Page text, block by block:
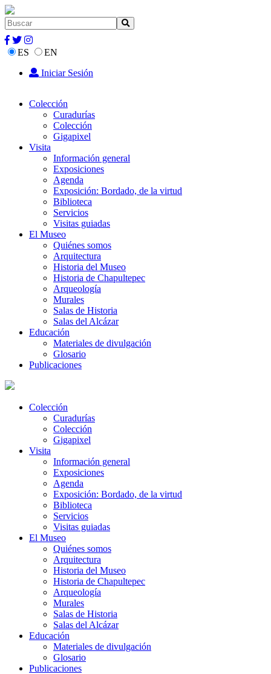
ES
EN
Iniciar Sesión
Colección
Curadurías
Colección
Gigapixel
Visita
Información general
Exposiciones
Agenda
Exposición: Bordado, de la virtud
Biblioteca
Servicios
Visitas guiadas
El Museo
Quiénes somos
Arquitectura
Historia del Museo
Historia de Chapultepec
Arqueología
Murales
Salas de Historia
Salas del Alcázar
Educación
Materiales de divulgación
Glosario
Publicaciones
Colección
Curadurías
Colección
Gigapixel
Visita
Información general
Exposiciones
Agenda
Exposición: Bordado, de la virtud
Biblioteca
Servicios
Visitas guiadas
El Museo
Quiénes somos
Arquitectura
Historia del Museo
Historia de Chapultepec
Arqueología
Murales
Salas de Historia
Salas del Alcázar
Educación
Materiales de divulgación
Glosario
Publicaciones